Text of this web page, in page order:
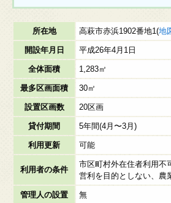
所在地 高萩市赤浜1902番地1(地
開設年月日 平成26年4月1日
全体面積 1,283㎡
最多区画面積 30㎡
設置区画数 20区画
貸付期間 5年間(4月〜3月)
利用更新 可能
利用者の条件
市区町村外在住者利用不
営利を目的としない、農
管理人の設置 無